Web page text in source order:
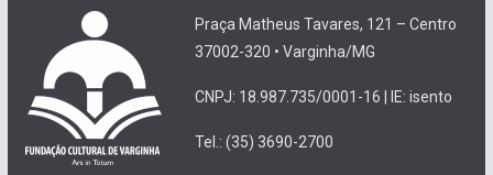
Praça Matheus Tavares, 121 – Centro
37002-320 • Varginha/MG
CNPJ: 18.987.735/0001-16 | IE: isento
Tel.: (35) 3690-2700